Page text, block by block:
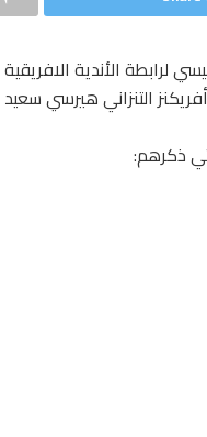
اليوم الخميس 30 نوفمبر 2023 المؤتمر التأسيسي لرابطة الأندية الافريقية
أفريكنز التنزاني هيرسي سعيد